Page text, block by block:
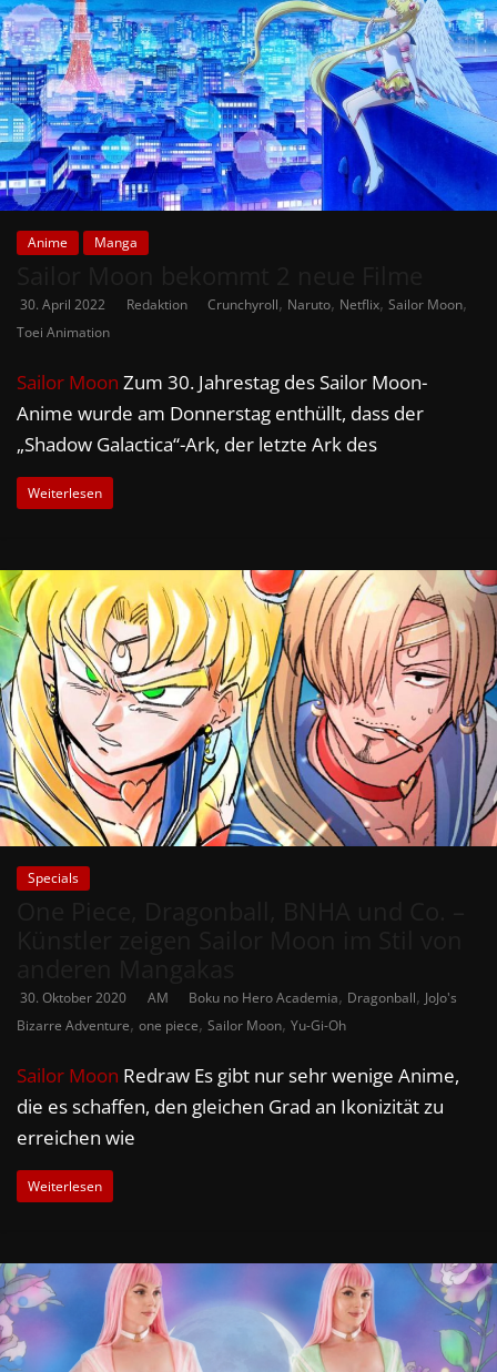
Anime Manga
30. April 2022 Redaktion Crunchyroll, Naruto, Netflix, Sailor Moon,
Toei Animation
Sailor Moon Zum 30. Jahrestag des Sailor Moon-
Anime wurde am Donnerstag enthüllt, dass der
„Shadow Galactica“-Ark, der letzte Ark des
Weiterlesen
Specials
30. Oktober 2020 AM Boku no Hero Academia, Dragonball, JoJo's
Bizarre Adventure, one piece, Sailor Moon, Yu-Gi-Oh
Sailor Moon Redraw Es gibt nur sehr wenige Anime,
die es schaffen, den gleichen Grad an Ikonizität zu
erreichen wie
Weiterlesen